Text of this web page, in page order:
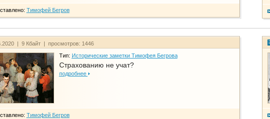
Тимофей Бегров
| 9 Кбайт | просмотров: 1446
Тип: Исторические заметки Тимофея Бегрова
Страхованию не учат?
подробнее
Тимофей Бегров